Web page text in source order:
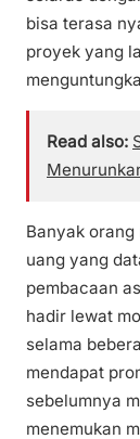
bisa terasa
proyek yang
Read also:
Banyak
uang yang
pembacaan
hadir lewat
selama
mendapat
sebelumnya
menemukan